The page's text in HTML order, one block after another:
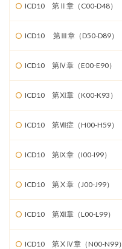
ICD10 第Ⅱ章（C00-D48）
ICD10 第Ⅲ章（D50-D89）
ICD10 第Ⅳ章（E00-E90）
ICD10 第Ⅺ章（K00-K93）
ICD10 第Ⅶ症（H00-H59）
ICD10 第Ⅸ章（I00-I99）
ICD10 第Ⅹ章（J00-J99）
ICD10 第Ⅻ章（L00-L99）
ICD10 第ⅩⅣ章（N00-N99）